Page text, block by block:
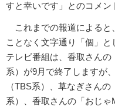
すと幸いです」とのコメン
これまでの報道によると
ことなく文字通り「個」
テレビ番組は、香取さんの
系）が9月で終了しますが
（TBS系）、草なぎさん
系）、香取さんの「おじ